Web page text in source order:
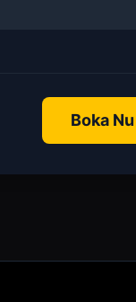
Boka Nu